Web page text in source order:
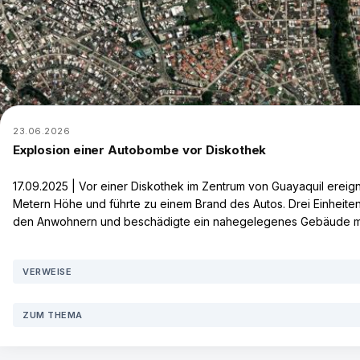
23.06.2026
Explosion einer Autobombe vor Diskothek
17.09.2025 | Vor einer Diskothek im Zentrum von Guayaquil
Metern Höhe und führte zu einem Brand des Autos. Drei
den Anwohnern und beschädigte ein nahegelegenes Gebäude
VERWEISE
ZUM THEMA